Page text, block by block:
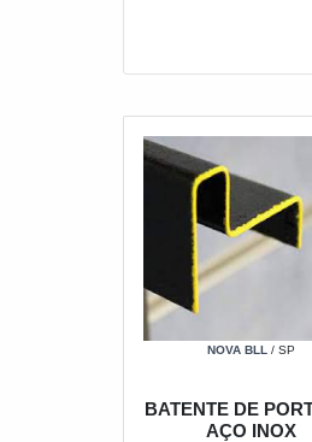
NOVA BLL / SP
BATENTE DE
AÇO INOX